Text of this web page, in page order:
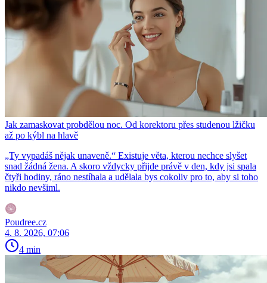
Jak zamaskovat probdělou noc. Od korektoru přes studenou lžičku
až po kýbl na hlavě
„Ty vypadáš nějak unaveně.“ Existuje věta, kterou nechce slyšet
snad žádná žena. A skoro vždycky přijde právě v den, kdy jsi spala
čtyři hodiny, ráno nestíhala a udělala bys cokoliv pro to, aby si toho
nikdo nevšiml.
Poudree.cz
4. 8. 2026, 07:06
4 min